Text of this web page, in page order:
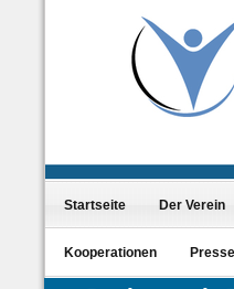
Startseite Der Verein
Kooperationen Presse